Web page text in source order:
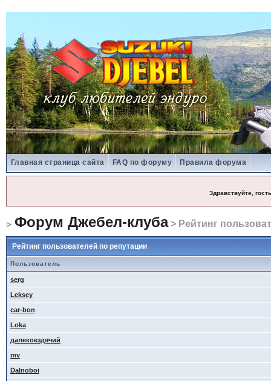
Главная страница сайта FAQ по форуму Правила форума
Здравствуйте, гость
Форум Джебел-клуба> Рейтинг
Рейтинг пользователей по репутации
Пользователь
serg
Leksey
car-bon
Loka
далекоездячий
mv
Dalnoboi